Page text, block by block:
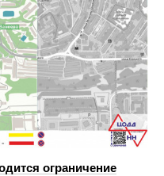
ограничение